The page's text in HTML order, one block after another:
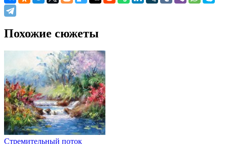
Похожие сюжеты
Стремительный поток